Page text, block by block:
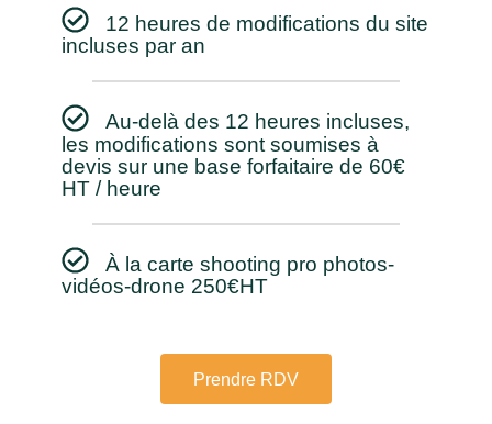
12 heures de modifications du site
incluses par an
Au-delà des 12 heures incluses,
les modifications sont soumises à
devis sur une base forfaitaire de 60€
HT / heure
À la carte shooting pro photos-
vidéos-drone 250€HT
Prendre RDV